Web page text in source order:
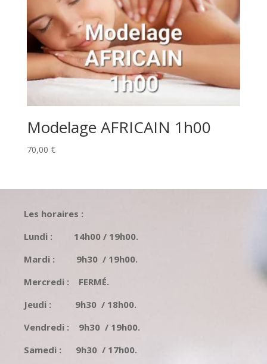
Modelage AFRICAIN 1h00
70,00 €
Les horaires :
Lundi : 14h00 / 19h00.
Mardi : 9h30 / 19h00.
Mercredi : FERMÉ.
Jeudi : 9h30 / 18h00.
Vendredi : 9h30 / 19h00.
Samedi : 9h30 / 17h00.